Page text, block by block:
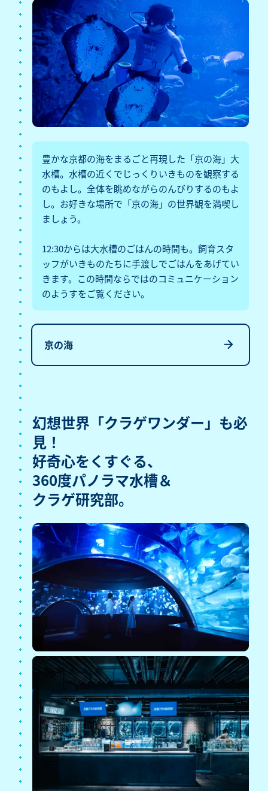
豊かな京都の海をまるごと再現した「京の海」大
水槽。水槽の近くでじっくりいきものを観察する
のもよし。全体を眺めながらのんびりするのもよ
し。お好きな場所で「京の海」の世界観を満喫し
ましょう。
12:30からは大水槽のごはんの時間も。飼育スタ
ッフがいきものたちに手渡しでごはんをあげてい
きます。この時間ならではのコミュニケーション
のようすをご覧ください。
京の海
幻想世界「クラゲワンダー」も必
見！
好奇心をくすぐる、
360度パノラマ水槽＆
クラゲ研究部。